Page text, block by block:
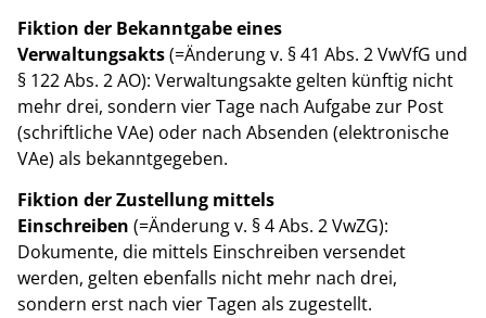
Fiktion der Bekanntgabe eines
Verwaltungsakts(=Änderung v. § 41 Abs. 2 VwVfG und
§ 122 Abs. 2 AO): Verwaltungsakte gelten künftig nicht
mehr drei, sondern vier Tage nach Aufgabe zur Post
(schriftliche VAe) oder nach Absenden (elektronische
VAe) als bekanntgegeben.
Fiktion der Zustellung mittels
Einschreiben (=Änderung v. § 4 Abs. 2 VwZG):
Dokumente, die mittels Einschreiben versendet
werden, gelten ebenfalls nicht mehr nach drei,
sondern erst nach vier Tagen als zugestellt.